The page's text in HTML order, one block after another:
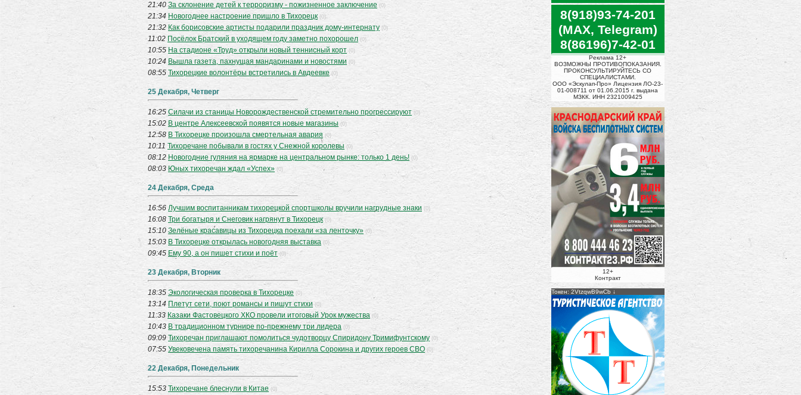
8(918)93-74-201
(MAX, Telegram)
8(86196)7-42-01
Реклама 12+
ВОЗМОЖНЫ ПРОТИВОПОКАЗАНИЯ.
ПРОКОНСУЛЬТИРУЙТЕСЬ СО
СПЕЦИАЛИСТАМИ.
ООО «Эскулап-Про» Лицензия ЛО-23-
01-008711 от 01.06.2015 г. выдана
МЗКК. ИНН 2321009425
12+
Контракт
Токен: 2VtzqwB9wCb
21:40 За склонение детей к терроризму - пожизненное заключение (0)
21:34 Новогоднее настроение пришло в Тихорецк (0)
21:32 Как борисовские артисты подарили праздник дому-интернату (0)
11:02 Посёлок Братский в уходящем году заметно похорошел (0)
10:55 На стадионе «Труд» открыли новый теннисный корт (0)
10:24 Вышла газета, пахнущая мандаринами и новостями (0)
08:55 Тихорецкие волонтёры встретились в Авдеевке (0)
25 Декабря, Четверг
16:25 Силачи из станицы Новорождественской стремительно прогрессируют (0)
15:02 В центре Алексеевской появятся новые магазины (0)
12:58 В Тихорецке произошла смертельная авария (0)
10:11 Тихоречане побывали в гостях у Снежной королевы (0)
08:12 Новогодние гуляния на ярмарке на центральном рынке: только 1 день! (0)
08:03 Юных тихоречан ждал «Успех» (0)
24 Декабря, Среда
16:56 Лучшим воспитанникам тихорецкой спортшколы вручили нагрудные знаки (0)
16:08 Три богатыря и Снеговик нагрянут в Тихорецк (0)
15:10 Зелёные красавицы из Тихорецка поехали «за ленточку» (0)
15:03 В Тихорецке открылась новогодняя выставка (0)
09:45 Ему 90, а он пишет стихи и поёт (0)
23 Декабря, Вторник
18:35 Экологическая проверка в Тихорецке (0)
13:14 Плетут сети, поют романсы и пишут стихи (0)
11:33 Казаки Фастовецкого ХКО провели итоговый Урок мужества (0)
10:43 В традиционном турнире по-прежнему три лидера (0)
09:09 Тихоречан приглашают помолиться чудотворцу Спиридону Тримифунтскому (0)
07:55 Увековечена память тихоречанина Кирилла Сорокина и других героев СВО (0)
22 Декабря, Понедельник
15:53 Тихоречане блеснули в Китае (0)